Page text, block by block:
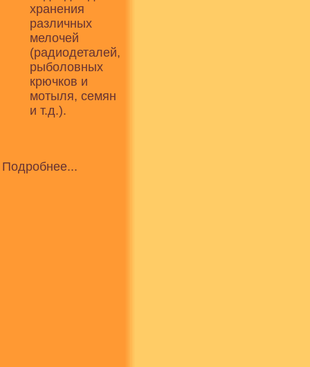
хранения
различных
мелочей
(радиодеталей,
рыболовных
крючков и
мотыля, семян
и т.д.).
Подробнее...